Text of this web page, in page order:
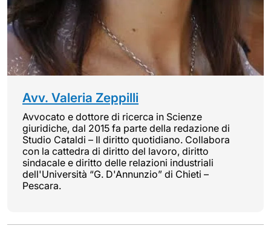
Avv. Valeria Zeppilli
Avvocato e dottore di ricerca in Scienze
giuridiche, dal 2015 fa parte della redazione di
Studio Cataldi – Il diritto quotidiano. Collabora
con la cattedra di diritto del lavoro, diritto
sindacale e diritto delle relazioni industriali
dell'Università “G. D'Annunzio” di Chieti –
Pescara.